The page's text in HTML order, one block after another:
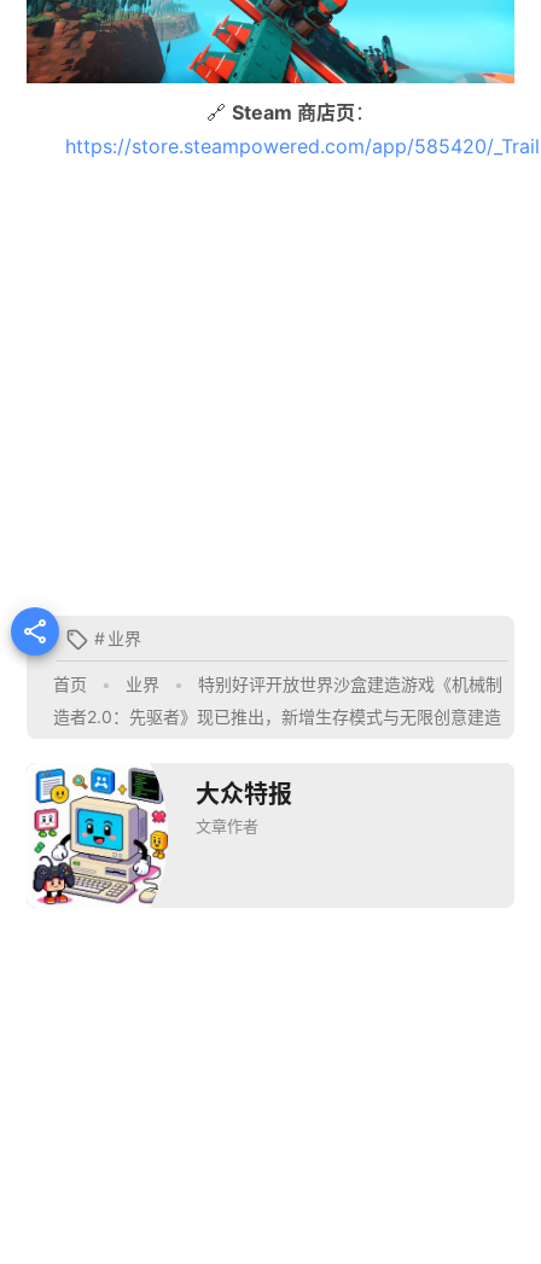
🔗 Steam 商店页 ：
https://store.steampowered.com/app/585420/
  #业界
首页 • 业界 •
特别好评开放世界沙盒建造游戏《机械制
造者2.0：先驱者》现已推出，新增生存模式与无限创意建造
大众特报
文章作者